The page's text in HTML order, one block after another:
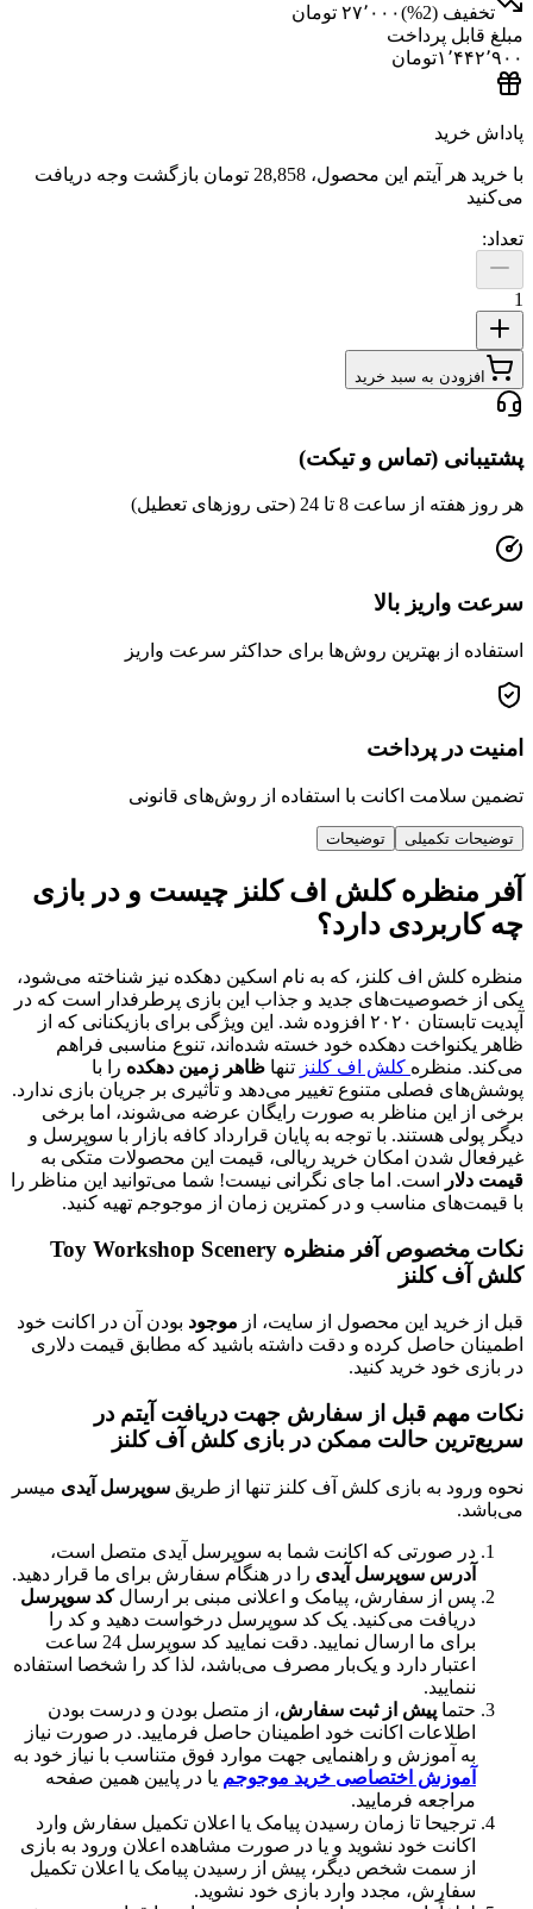
(
2
%)۲۷٬۰۰۰تومان
پرداخت
تومان
آیتم این محصول، 28,858 تومان بازگشت وجه دریافت
به سبد خرید
(تماس و تیکت)
8 تا 24 (حتی روزهای تعطیل)
بالا
از بهترین روش‌ها برای حداکثر سرعت واریز
پرداخت
اکانت با استفاده از روش‌های قانونی
تکمیلی توضیحات
کلش اف کلنز چیست و در بازی
دارد؟
اف کلنز، که به نام اسکین دهکده نیز شناخته می‌شود،
جدید و جذاب این بازی پرطرفدار است که در
آپدیت تابستان ۲۰۲۰ افزوده شد. این ویژگی برای بازیکنانی که از
دهکده خود خسته شده‌اند، تنوع مناسبی فراهم
کلش اف کلنز تنها ظاهر زمین دهکدهرا با
فصلی متنوع تغییر می‌دهد و تأثیری بر جریان بازی ندارد.
این مناظر به صورت رایگان عرضه می‌شوند، اما برخی
هستند. با توجه به پایان قرارداد کافه بازار با سوپرسل و
شدن امکان خرید ریالی، قیمت این محصولات متکی به
است. اما جای نگرانی نیست! شما می‌توانید این مناظر را
مناسب و در کمترین زمان از موجوجم تهیه کنید.
نکات مخصوص آفر منظره Toy Workshop Scenery
کلنز
این محصول از سایت، ازموجود بودن آن در اکانت خود
حاصل کرده و دقت داشته باشید که مطابق قیمت دلاری
خرید کنید.
قبل از سفارش جهت دریافت آیتم در
حالت ممکن در بازی کلش آف کلنز
به بازی کلش آف کلنز تنها از طریقسوپرسل آیدی میسر
صورتی که اکانت شما به سوپرسل آیدی متصل است،
سوپرسل آیدی را در هنگام سفارش برای ما قرار دهید.
از سفارش، پیامک و اعلانی مبنی بر ارسالکد سوپرسل
می‌کنید. یک کد سوپرسل درخواست دهید و کد را
برای ما ارسال نمایید. دقت نمایید کد سوپرسل 24 ساعت
دارد و یک‌بار مصرف می‌باشد، لذا کد را شخصا استفاده
پیش از ثبت سفارش، از متصل بودن و درست بودن
اکانت خود اطمینان حاصل فرمایید. در صورت نیاز
آموزش و راهنمایی جهت موارد فوق متناسب با نیاز خود به
اختصاصی خرید موجوجم یا در پایین همین صفحه
فرمایید.
تا زمان رسیدن پیامک یا اعلان تکمیل سفارش وارد
خود نشوید و یا در صورت مشاهده اعلان ورود به بازی
سمت شخص دیگر، پیش از رسیدن پیامک یا اعلان تکمیل
مجدد وارد بازی خود نشوید.